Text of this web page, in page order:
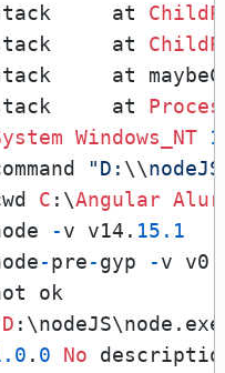
at
at
at
at
Windows_NT
"D: \\nodeJS
C :\Angular
-v v14. 15.1
-pre-gyp -v v0.
D
. 0 No